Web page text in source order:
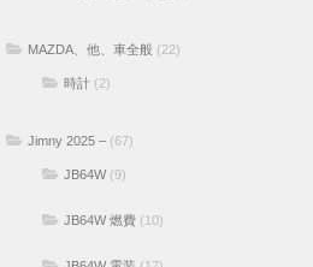
MAZDA、他、車全般 (22)
時計 (2)
Jimny 2025 – (67)
JB64W(9)
JB64W 燃費 (10)